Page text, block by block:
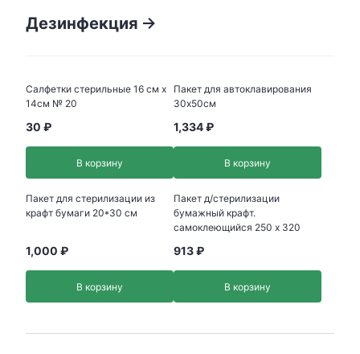
Дезинфекция
Салфетки стерильные 16 см x
14см № 20
30 ₽
В корзину
Пакет для автоклавирования
30х50см
1,334 ₽
В корзину
Пакет для стерилизации из
крафт бумаги 20*30 см
1,000 ₽
В корзину
Пакет д/стерилизации
бумажный крафт.
самоклеющийся 250 х 320
913 ₽
В корзину